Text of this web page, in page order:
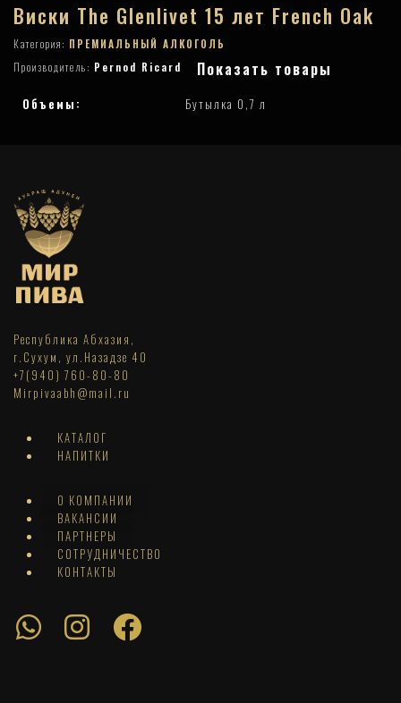
Виски The Glenlivet 15 лет French Oak
Категория: ПРЕМИАЛЬНЫЙ АЛКОГОЛЬ
Производитель: Pernod Ricard Показать товары
Объемы: Бутылка 0,7 л
Республика Абхазия,
г.Сухум, ул.Назадзе 40
+7(940) 760-80-80
Mirpivaabh@mail.ru
КАТАЛОГ
НАПИТКИ
О КОМПАНИИ
ВАКАНСИИ
ПАРТНЕРЫ
СОТРУДНИЧЕСТВО
КОНТАКТЫ